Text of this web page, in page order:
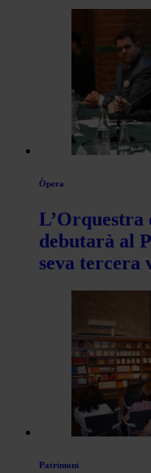
Òpera
L’Orquestra
debutarà al
seva tercera
Patrimoni